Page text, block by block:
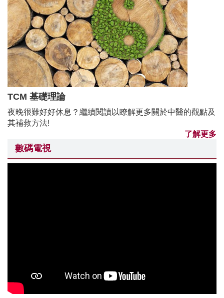
TCM 基礎理論
夜晚很難好好休息？繼續閱讀以瞭解更多關於中醫的觀點及
其補救方法!
了解更多
數碼電視